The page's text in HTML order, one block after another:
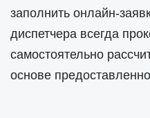
заполнить онлайн-
диспетчера всегда
самостоятельно
основе